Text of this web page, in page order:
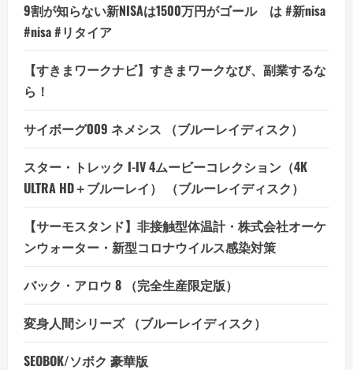
9割が知らない新NISAは1500万円がゴール は #新nisa
#nisa #リタイア
【すきまワークナビ】すきまワークなび、副業するな
ら！
サイボーグ009 ネメシス （ブルーレイディスク）
スター・トレック I-IV 4ムービーコレクション（4K
ULTRA HD＋ブルーレイ） （ブルーレイディスク）
【サーモスタンド】非接触型体温計・株式会社オーケ
ンウォーター・新型コロナウイルス感染対策
バック・アロウ 8 （完全生産限定版）
変身人間シリーズ （ブルーレイディスク）
SEOBOK/ソボク 豪華版